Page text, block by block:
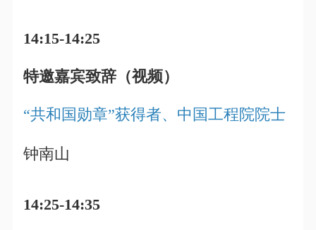
14:15-14:25
特邀嘉宾致辞（视频）
“共和国勋章”获得者、中国工程院院士
钟南山
14:25-14:35